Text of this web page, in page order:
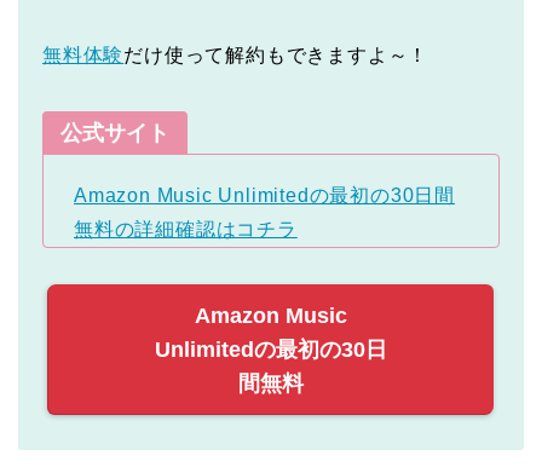
無料体験だけ使って解約もできますよ～！
公式サイト
Amazon Music Unlimitedの最初の30日間
無料の詳細確認はコチラ
Amazon Music
Unlimitedの最初の30日
間無料